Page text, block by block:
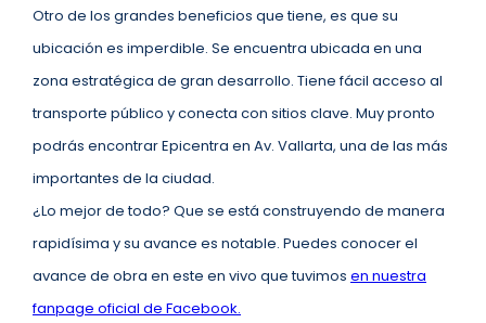
Otro de los grandes beneficios que tiene, es que su
ubicación es imperdible. Se encuentra ubicada en una
zona estratégica de gran desarrollo. Tiene fácil acceso al
transporte público y conecta con sitios clave. Muy pronto
podrás encontrar Epicentra en Av. Vallarta, una de las más
importantes de la ciudad.
¿Lo mejor de todo? Que se está construyendo de manera
rapidísima y su avance es notable. Puedes conocer el
avance de obra en este en vivo que tuvimos en nuestra
fanpage oficial de Facebook.